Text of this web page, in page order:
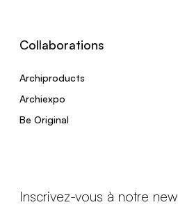
Collaborations
Archiproducts
Archiexpo
Be Original
Inscrivez-vous à notre